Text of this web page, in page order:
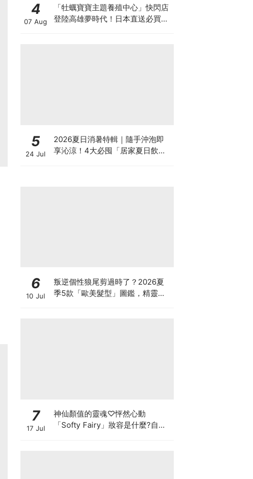
4
07 Aug
「牡蠣寶寶主題養殖中心」快閃店
登陸高雄夢時代！日本直送必買周
5
24 Jul
2026夏日消暑特輯｜隨手沖泡即
享沁涼！4大必囤「居家夏日飲
6
10 Jul
叛逆個性狼尾剪過時了？2026夏
季5款「歐美髮型」圖鑑，精靈短
7
17 Jul
神仙顏值的靈魂♡怦然心動
「Softy Fairy」妝容是什麼?自帶